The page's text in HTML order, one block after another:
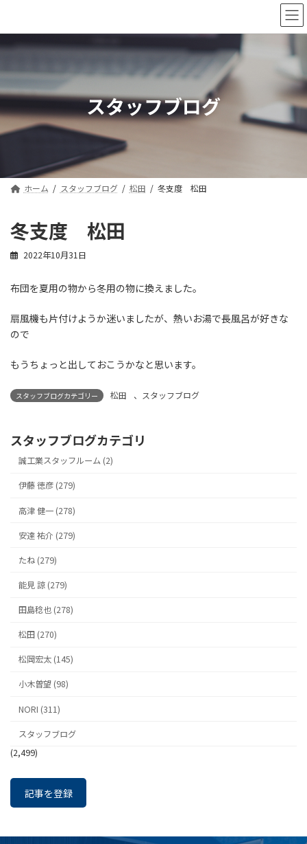
テ
ン
へ
ス
ッ
プ
ゲ
ー
ョ
ン
移
動
スタッフブログ
ホーム スタッフブログ 松田 冬支度 松田
冬支度 松田
2022年10月31日
布団を夏用の物から冬用の物に換えました。
扇風機も片付けようか迷いましたが、熱いお湯で長風呂が好きな
ので
もうちょっと出しておこうかなと思います。
スタッフブログカテゴリー 松田 、 スタッフブログ
スタッフブログカテゴリ
誠工業スタッフルーム (2)
伊藤 徳彦 (279)
高津 健一 (278)
安達 祐介 (279)
たね (279)
能見 諒 (279)
田島稔也 (278)
松田 (270)
松岡宏太 (145)
小木曽望 (98)
NORI (311)
スタッフブログ
(2,499)
記事を登録